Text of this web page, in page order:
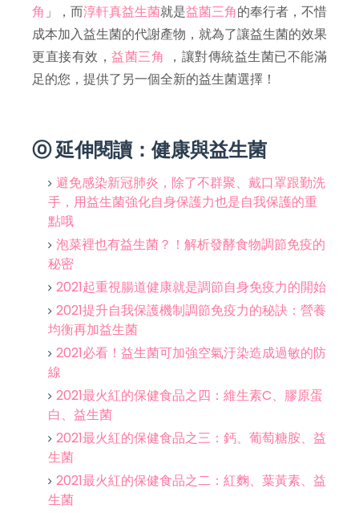
角 」，而淳軒真益生菌就是益菌三角的奉行者，不惜
成本加入益生菌的代謝產物，就為了讓益生菌的效果
更直接有效，益菌三角
，讓對傳統益生菌已不能滿
足的您，提供了另一個全新的益生菌選擇！
ⓞ 延伸閱讀：健康與益生菌
避免感染新冠肺炎，除了不群聚、戴口罩跟勤洗
手，用益生菌強化自身保護力也是自我保護的重
點哦
泡菜裡也有益生菌？！解析發酵食物調節免疫的
秘密
2021起重視腸道健康就是調節自身免疫力的開始
2021提升自我保護機制調節免疫力的秘訣：營養
均衡再加益生菌
2021必看！益生菌可加強空氣汙染造成過敏的防
線
2021最火紅的保健食品之四：維生素C、膠原蛋
白、益生菌
2021最火紅的保健食品之三：鈣、葡萄糖胺、益
生菌
2021最火紅的保健食品之二：紅麴、葉黃素、益
生菌